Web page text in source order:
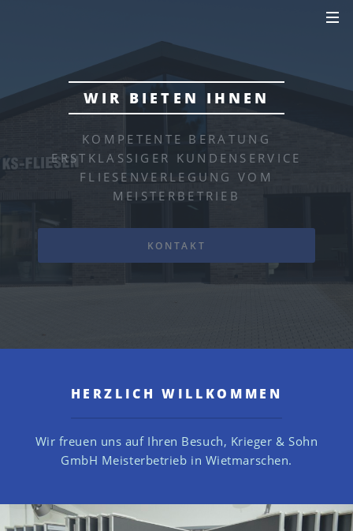
WIR BIETEN IHNEN
KOMPETENTE BERATUNG
ERSTKLASSIGER KUNDENSERVICE
FLIESENVERLEGUNG VOM
MEISTERBETRIEB
KONTAKT
HERZLICH WILLKOMMEN
Wir freuen uns auf Ihren Besuch, Krieger & Sohn
GmbH Meisterbetrieb in Wietmarschen.